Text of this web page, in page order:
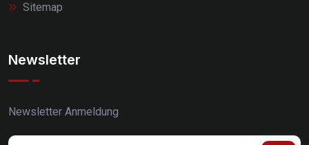
Sitemap
Newsletter
Newsletter Anmeldung